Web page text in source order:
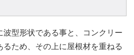
波型形状である事と、コンクリー
るため、その上に屋根材を重ねる